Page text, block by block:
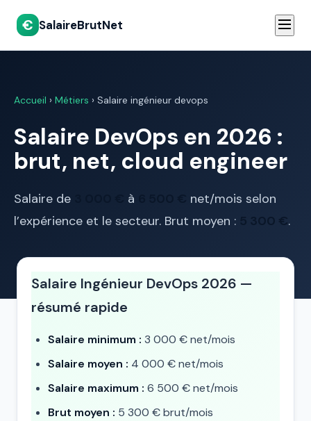
€ SalaireBrutNet
Accueil › Métiers › Salaire ingénieur devops
Salaire DevOps en 2026 :
brut, net, cloud engineer
Salaire de à
net/mois selon
l’expérience et le secteur. Brut moyen :
5 300 € .
Salaire Ingénieur DevOps 2026 —
résumé rapide
Salaire minimum : 3 000 € net/mois
Salaire moyen : 4 000 € net/mois
Salaire maximum : 6 500 € net/mois
Brut moyen : 5 300 € brut/mois